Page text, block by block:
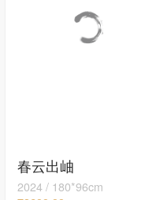
春云出岫
2024/ 180*96cm